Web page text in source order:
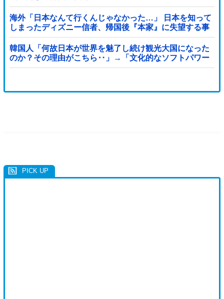
海外「日本なんて行くんじゃなかった…」 日本を知って
しまったディズニー信者、帰国後『本家』に失望する事
態に
韓国人「何故日本が世界を魅了し続け観光大国になった
のか？その理由がこちら‥」→「文化的なソフトパワー
が凄い」